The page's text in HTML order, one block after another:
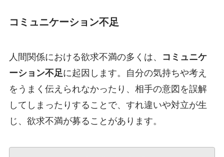
コミュニケーション不足
人間関係における欲求不満の多くは、
コミュニケ
ーション不足に起因します。自分の気持ちや考え
をうまく伝えられなかったり、相手の意図を誤解
してしまったりすることで、すれ違いや対立が生
じ、欲求不満が募ることがあります。